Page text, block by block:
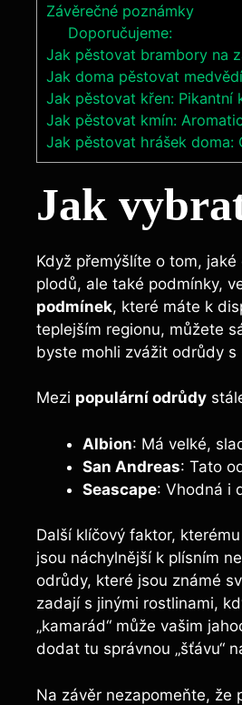
Závěrečné poznámky
Doporučujeme:
Jak pěstovat brambory na
Jak doma pěstovat
Jak pěstovat křen: Pikantní
Jak pěstovat kmín:
Jak pěstovat hrášek doma:
Jak
Když přemýšlíte o tom,
plodů, ale také podmínky,
podmínek, které máte k
teplejším regionu, můžete
byste mohli zvážit odrůdy
Mezi populární odrůdy
Albion: Má velké,
San Andreas: Tato
Seascape: Vhodná i
Další klíčový faktor,
jsou náchylnější k plísním
odrůdy, které jsou známé
zadají s jinými rostlinami,
„kamarád“ může vašim
dodat tu správnou „šťávu“
Na závěr nezapomeňte, že